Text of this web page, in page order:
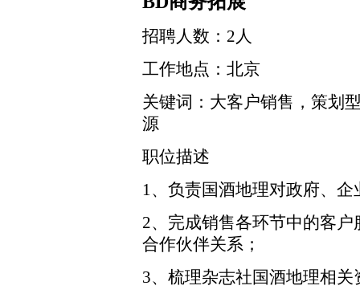
招聘人数：2人
工作地点：北京
关键词：大客户销售，策划
源
职位描述
1、负责国酒地理对政府、
2、完成销售各环节中的客
合作伙伴关系；
3、梳理杂志社国酒地理相